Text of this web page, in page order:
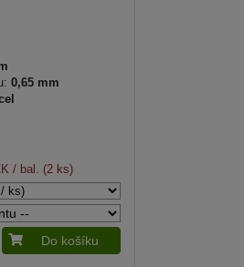
0,65 mm
/ bal. (2 ks)
Do košíku